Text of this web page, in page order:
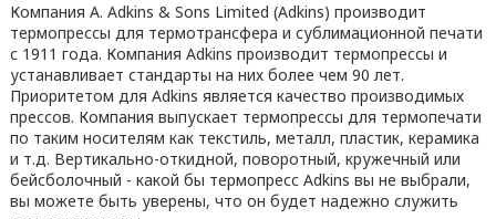
Компания A. Adkins & Sons Limited (Adkins) производит
термопрессы для термотрансфера и сублимационной печати
с 1911 года. Компания Adkins производит термопрессы и
устанавливает стандарты на них более чем 90 лет.
Приоритетом для Adkins является качество производимых
прессов. Компания выпускает термопрессы для термопечати
по таким носителям как текстиль, металл, пластик, керамика
и т.д. Вертикально-откидной, поворотный, кружечный или
бейсболочный - какой бы термопресс Adkins вы не выбрали,
вы можете быть уверены, что он будет надежно служить